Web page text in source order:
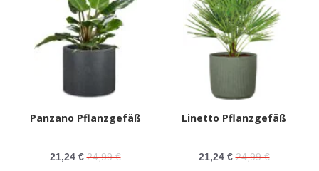
Panzano Pflanzgefäß
21,24 € 24,99 €
Linetto Pflanzgefäß
21,24 € 24,99 €